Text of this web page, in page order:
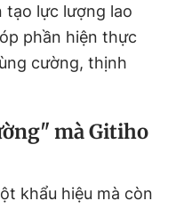
tạo lực lượng lao
phần hiện thực
cường, thịnh
mà Gitiho
khẩu hiệu mà còn